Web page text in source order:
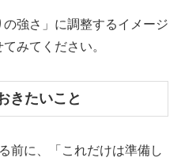
の強さ」に調整するイメージ
みてください。
きたいこと
前に、「これだけは準備し